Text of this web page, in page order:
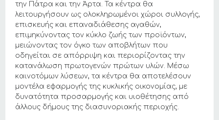
την Πάτρα και την Άρτα. Τα κέντρα θα
λειτουργήσουν ως ολοκληρωμένοι χώροι συλλογής,
επισκευής και επαναδιάθεσης αγαθών,
επιμηκύνοντας τον κύκλο ζωής των προϊόντων,
μειώνοντας τον όγκο των αποβλήτων που
οδηγείται σε απόρριψη και περιορίζοντας την
κατανάλωση πρωτογενών πρώτων υλών. Μέσω
καινοτόμων λύσεων, τα κέντρα θα αποτελέσουν
μοντέλα εφαρμογής της κυκλικής οικονομίας, με
δυνατότητα προσαρμογής και υιοθέτησης από
άλλους δήμους της διασυνοριακής περιοχής.